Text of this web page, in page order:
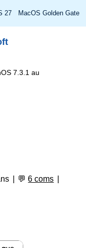
27 MacOS Golden Gate
7.3.1 au
💬6 coms